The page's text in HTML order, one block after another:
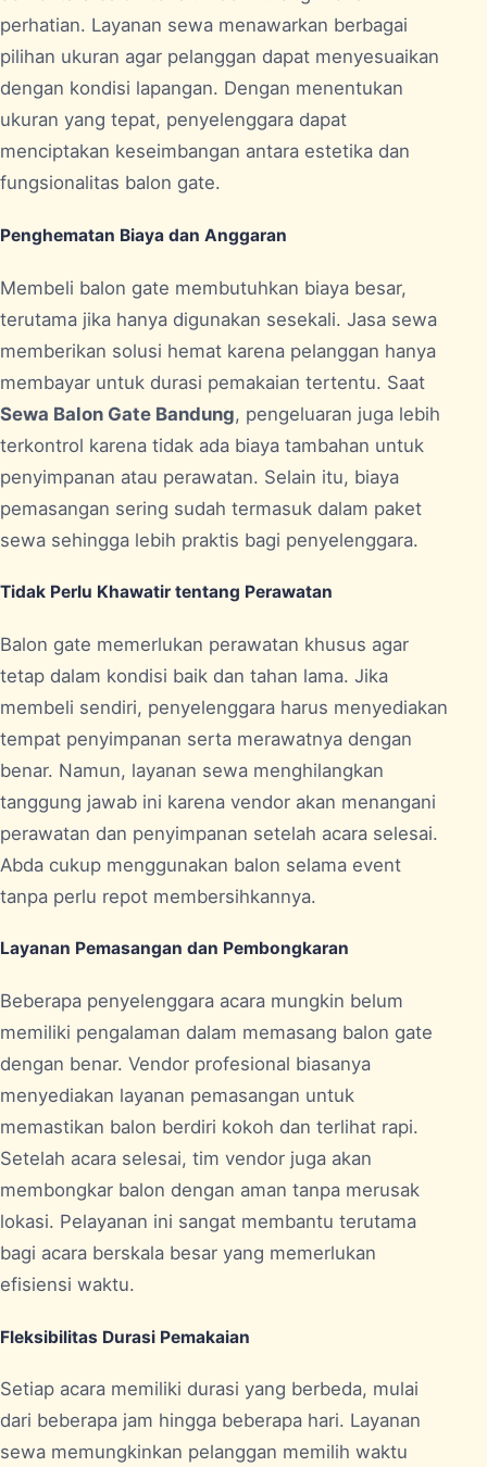
perhatian. Layanan sewa menawarkan berbagai
pilihan ukuran agar pelanggan dapat menyesuaikan
dengan kondisi lapangan. Dengan menentukan
ukuran yang tepat, penyelenggara dapat
menciptakan keseimbangan antara estetika dan
fungsionalitas balon gate.
Penghematan Biaya dan Anggaran
Membeli balon gate membutuhkan biaya besar,
terutama jika hanya digunakan sesekali. Jasa sewa
memberikan solusi hemat karena pelanggan hanya
membayar untuk durasi pemakaian tertentu. Saat
Sewa Balon Gate Bandung, pengeluaran juga lebih
terkontrol karena tidak ada biaya tambahan untuk
penyimpanan atau perawatan. Selain itu, biaya
pemasangan sering sudah termasuk dalam paket
sewa sehingga lebih praktis bagi penyelenggara.
Tidak Perlu Khawatir tentang Perawatan
Balon gate memerlukan perawatan khusus agar
tetap dalam kondisi baik dan tahan lama. Jika
membeli sendiri, penyelenggara harus menyediakan
tempat penyimpanan serta merawatnya dengan
benar. Namun, layanan sewa menghilangkan
tanggung jawab ini karena vendor akan menangani
perawatan dan penyimpanan setelah acara selesai.
Abda cukup menggunakan balon selama event
tanpa perlu repot membersihkannya.
Layanan Pemasangan dan Pembongkaran
Beberapa penyelenggara acara mungkin belum
memiliki pengalaman dalam memasang balon gate
dengan benar. Vendor profesional biasanya
menyediakan layanan pemasangan untuk
memastikan balon berdiri kokoh dan terlihat rapi.
Setelah acara selesai, tim vendor juga akan
membongkar balon dengan aman tanpa merusak
lokasi. Pelayanan ini sangat membantu terutama
bagi acara berskala besar yang memerlukan
efisiensi waktu.
Fleksibilitas Durasi Pemakaian
Setiap acara memiliki durasi yang berbeda, mulai
dari beberapa jam hingga beberapa hari. Layanan
sewa memungkinkan pelanggan memilih waktu